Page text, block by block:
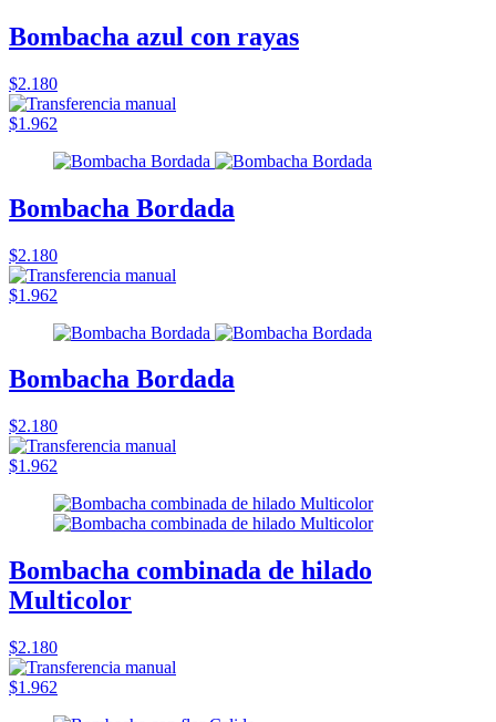
Bombacha azul con rayas
$2.180
$1.962
Bombacha Bordada
$2.180
$1.962
Bombacha Bordada
$2.180
$1.962
Bombacha combinada de hilado
Multicolor
$2.180
$1.962